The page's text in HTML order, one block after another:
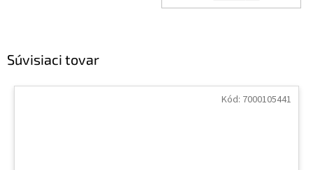
Súvisiaci tovar
Kód: 7000105441